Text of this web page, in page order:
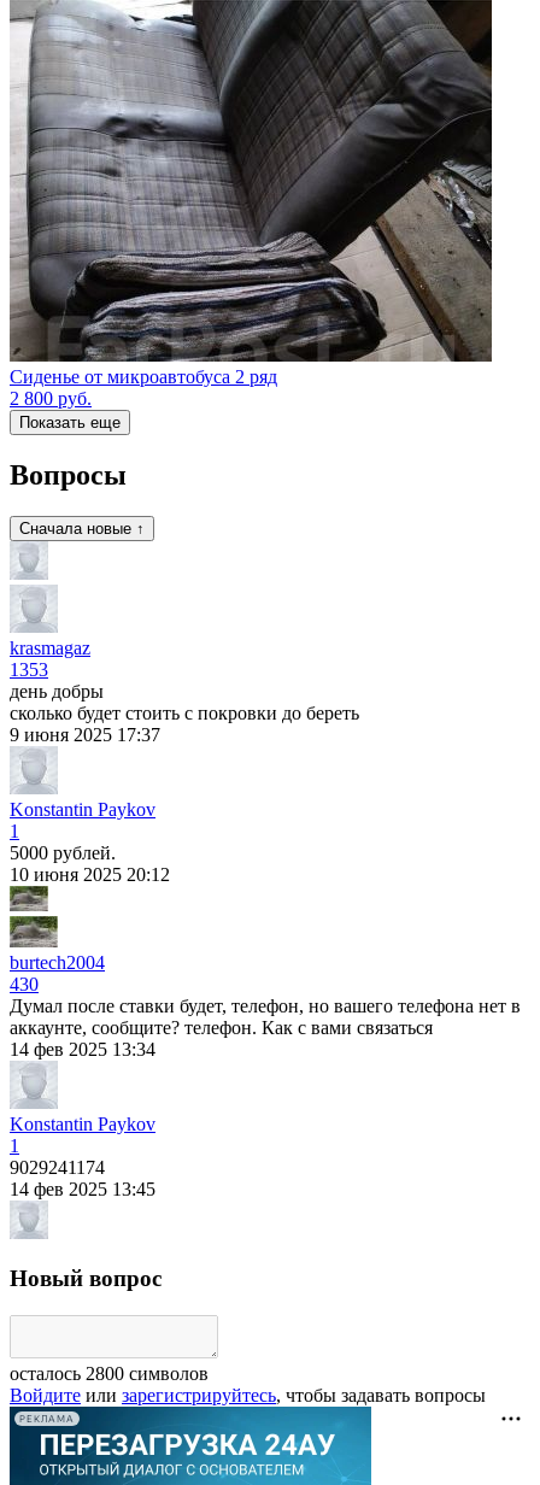
Сиденье от микроавтобуса 2 ряд
2 800 руб.
Показать еще
Вопросы
Сначала новые ↑
krasmagaz
1353
день добры
сколько будет стоить с покровки до береть
9 июня 2025 17:37
Konstantin Paykov
1
5000 рублей.
10 июня 2025 20:12
burtech2004
430
Думал после ставки будет, телефон, но вашего телефона нет в
аккаунте, сообщите? телефон. Как с вами связаться
14 фев 2025 13:34
Konstantin Paykov
1
9029241174
14 фев 2025 13:45
Новый вопрос
осталось 2800 символов
Войдите или зарегистрируйтесь, чтобы задавать вопросы
РЕКЛАМА